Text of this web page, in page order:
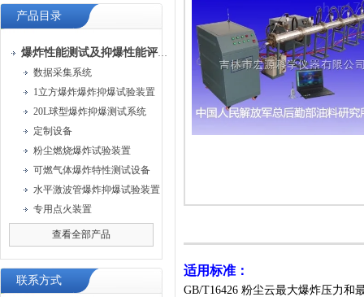
产品目录
爆炸性能测试及抑爆性能评定装置
数据采集系统
1立方爆炸爆炸抑爆试验装置
20L球型爆炸抑爆测试系统
定制设备
粉尘燃烧爆炸试验装置
可燃气体爆炸特性测试设备
水平激波管爆炸抑爆试验装置
专用点火装置
查看全部产品
联系方式
适用标准：
GB/T16426 粉尘云最大爆炸压力和